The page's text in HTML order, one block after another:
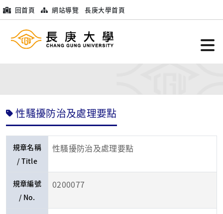
回首頁 網站導覽 長庚大學首頁
性騷擾防治及處理要點
規章名稱
/ Title
性騷擾防治及處理要點
規章編號
/ No.
0200077